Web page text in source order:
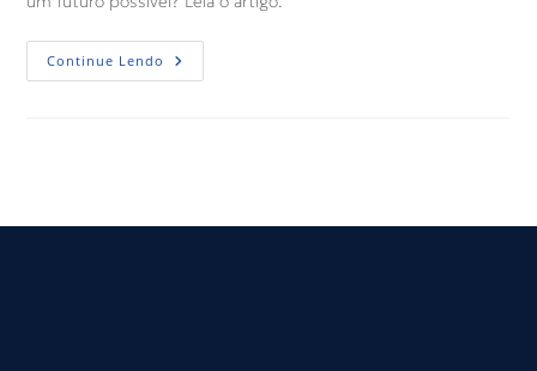
Continue Lendo